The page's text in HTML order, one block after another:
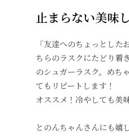
止まらない美味
「友達へのちょっとし
ちらのラスクにたどり着
のシュガーラスク。めち
てもリピートします！
オススメ！冷やしても美
とのんちゃんさんにも嬉